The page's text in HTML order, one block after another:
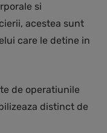
si
acestea sunt
care le detine in
de operatiunile
distinct de